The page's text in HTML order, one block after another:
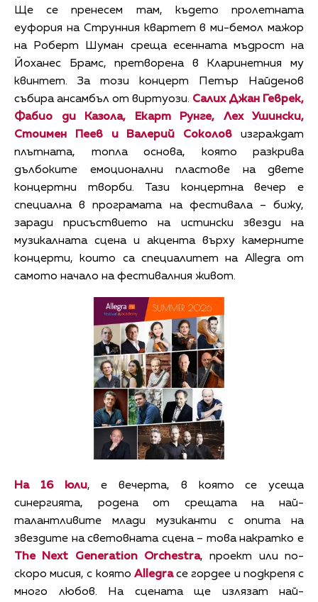
Ще се пренесем там, където пролетната
еуфория на Струнния квартет в ми-бемол мажор
на Роберт Шуман среща есенната мъдрост на
Йоханес Брамс, претворена в Кларинетния му
квинтет. За този концерт Петър Найденов
събира ансамбъл от виртуози. Салих Джан Геврек,
Фабио ди Казола, Екарт Рунге, Лех Ушински,
Стоимен Пеев и Валерий Соколов изграждат
плътната, топла основа, която разкрива
дълбоките емоционални пластове на двете
концертни творби. Тази концертна вечер е
специална в програмата на фестивала – бижу,
заради присъствието на истински звезди на
музикалната сцена и акцента върху камерните
концерти, които са специалитет на Allegra от
самото начало на фестивалния живот.
На 16 юли, е вечерта, в която се усеща
синергията, родена от срещата на най-
талантливите млади музиканти с опита на
звездите на световната сцена – това накратко е
The Next Generation Orchestra, проект или по-
скоро мисия, с която Allegraсе гордее и подкрепя с
много любов. На сцената ще излязат най-